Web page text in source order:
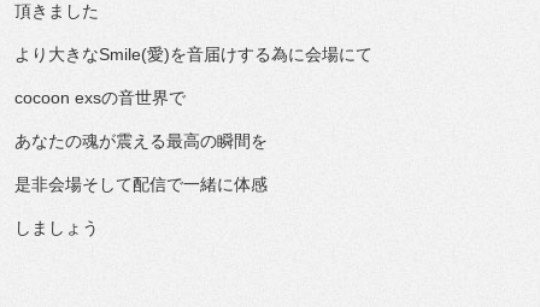
頂きました
より大きなSmile(愛)を音届けする為に会場にて
cocoon exsの音世界で
あなたの魂が震える最高の瞬間を
是非会場そして配信で一緒に体感
しましょう